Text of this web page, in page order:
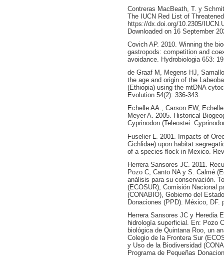
Contreras MacBeath, T. y
The IUCN Red List of
https://dx.doi.org/10.2305/
Downloaded on 16 September
Covich AP. 2010. Winning the
gastropods: competition and
avoidance. Hydrobiologia 653:
de Graaf M, Megens HJ,
the age and origin of the
(Ethiopia) using the mtDNA
Evolution 54(2): 336-343.
Echelle AA., Carson EW,
Meyer A. 2005. Historical
Cyprinodon (Teleostei:
Fuselier L. 2001. Impacts of
Cichlidae) upon habitat
of a species flock in Mexico.
Herrera Sansores JC. 2011.
Pozo C, Canto NA y S. Calmé
análisis para su conservación.
(ECOSUR), Comisión Nacional
(CONABIO), Gobierno del
Donaciones (PPD). México, DF.
Herrera Sansores JC y Heredia
hidrología superficial. En: Pozo
biológica de Quintana Roo, un
Colegio de la Frontera Sur
y Uso de la Biodiversidad
Programa de Pequeñas